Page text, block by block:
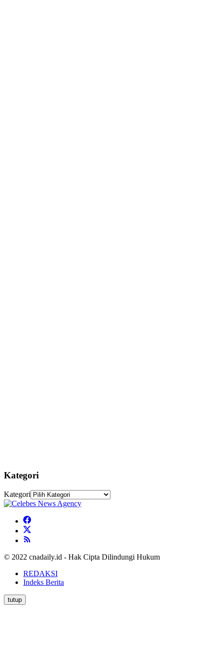
Kategori
Kategori
© 2022 cnadaily.id - Hak Cipta Dilindungi Hukum
REDAKSI
Indeks Berita
tutup